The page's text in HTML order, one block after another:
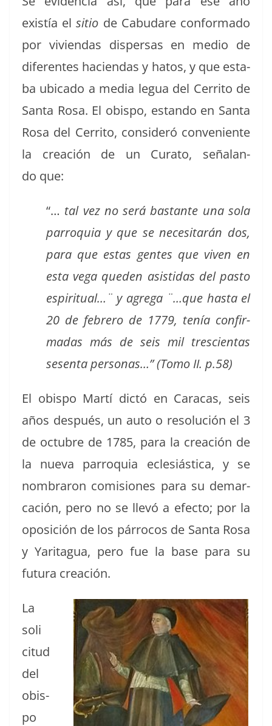
existía elsitio de Cabu­dare con­for­ma­do
por vivien­das dis­per­sas en medio de
difer­entes hacien­das y hatos, y que esta­
ba ubi­ca­do a media legua del Cer­ri­to de
San­ta Rosa. El obis­po, estando en San­ta
Rosa del Cer­ri­to, con­sid­eró con­ve­niente
la creación de un Cura­to, seña­lan­
do que:
“… tal vez no será bas­tante una sola
par­ro­quia y que se nece­si­tarán dos,
para que estas gentes que viv­en en
esta vega que­den asis­ti­das del pas­to
espir­i­tu­al…¨ y agre­ga ¨…que has­ta el
20 de febrero de 1779, tenía con­fir­
madas más de seis mil tre­scien­tas
sesen­ta per­sonas…” (Tomo II. p.58)
El obis­po Martí dic­tó en Cara­cas, seis
años después, un auto o res­olu­ción el 3
de octubre de 1785, para la creación de
la nue­va par­ro­quia ecle­siás­ti­ca, y se
nom­braron comi­siones para su demar­
cación, pero no se llevó a efec­to; por la
oposi­ción de los pár­ro­cos de San­ta Rosa
y Yaritagua, pero fue la base para su
futu­ra creación.
La
soli
c­i­tud
del
obis­
po